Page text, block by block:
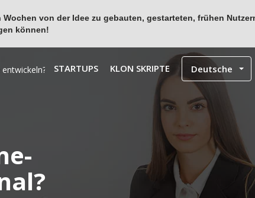
von der Idee zu gebauten, gestarteten, frühen
können!
STARTUPS KLON SKRIPTE Deutsche